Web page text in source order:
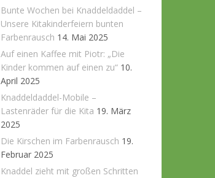
Bunte Wochen bei Knaddeldaddel –
Unsere Kitakinderfeiern bunten
Farbenrausch 14. Mai 2025
Auf einen Kaffee mit Piotr: „Die
Kinder kommen auf einen zu“ 10.
April 2025
Knaddeldaddel-Mobile –
Lastenräder für die Kita 19. März
2025
Die Kirschen im Farbenrausch 19.
Februar 2025
Knaddel zieht mit großen Schritten